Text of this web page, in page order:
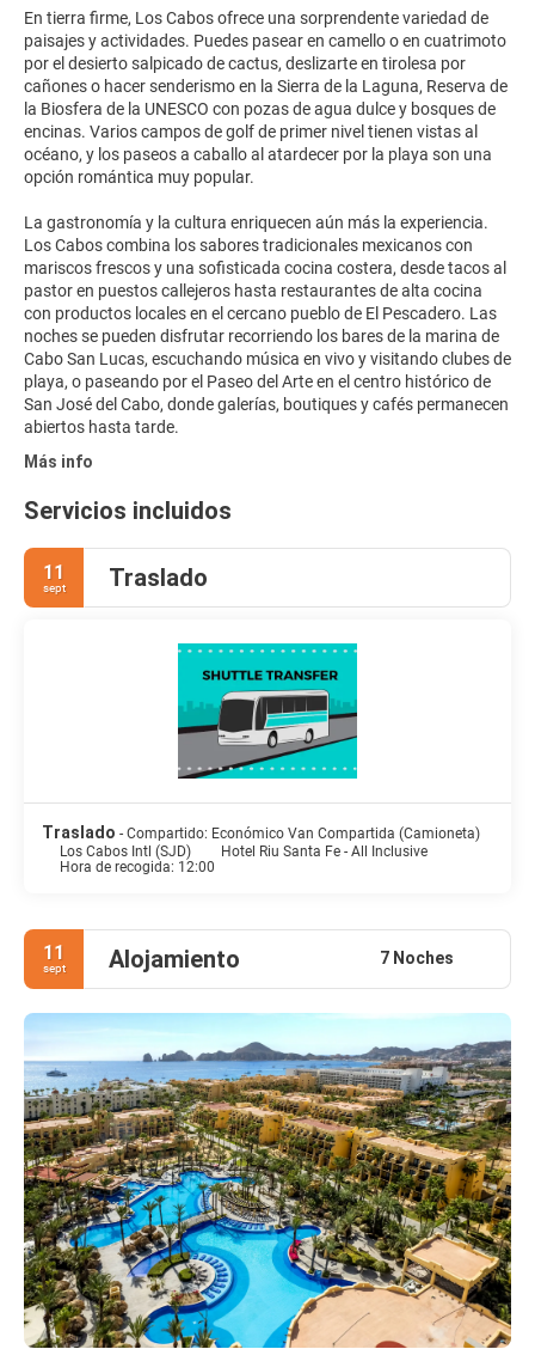
En tierra firme, Los Cabos ofrece una sorprendente variedad de
paisajes y actividades. Puedes pasear en camello o en cuatrimoto
por el desierto salpicado de cactus, deslizarte en tirolesa por
cañones o hacer senderismo en la Sierra de la Laguna, Reserva de
la Biosfera de la UNESCO con pozas de agua dulce y bosques de
encinas. Varios campos de golf de primer nivel tienen vistas al
océano, y los paseos a caballo al atardecer por la playa son una
opción romántica muy popular.
La gastronomía y la cultura enriquecen aún más la experiencia.
Los Cabos combina los sabores tradicionales mexicanos con
mariscos frescos y una sofisticada cocina costera, desde tacos al
pastor en puestos callejeros hasta restaurantes de alta cocina
con productos locales en el cercano pueblo de El Pescadero. Las
noches se pueden disfrutar recorriendo los bares de la marina de
Cabo San Lucas, escuchando música en vivo y visitando clubes de
playa, o paseando por el Paseo del Arte en el centro histórico de
San José del Cabo, donde galerías, boutiques y cafés permanecen
abiertos hasta tarde.
Más info
Servicios incluidos
11
sept Traslado
Traslado - Compartido: Económico Van Compartida (Camioneta)
Los Cabos Intl (SJD)
Hotel Riu Santa Fe - All Inclusive
Hora de recogida: 12:00
11
sept Alojamiento 7 Noches